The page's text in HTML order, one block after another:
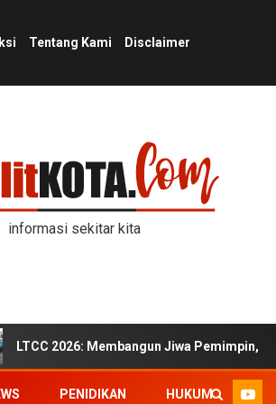
Tentang Kami Disclaimer
informasi sekitar kita
LTCC 2026: Membangun Jiwa Pemimpin,
PENIDIKAN HUKUM